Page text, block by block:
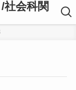
社会科関